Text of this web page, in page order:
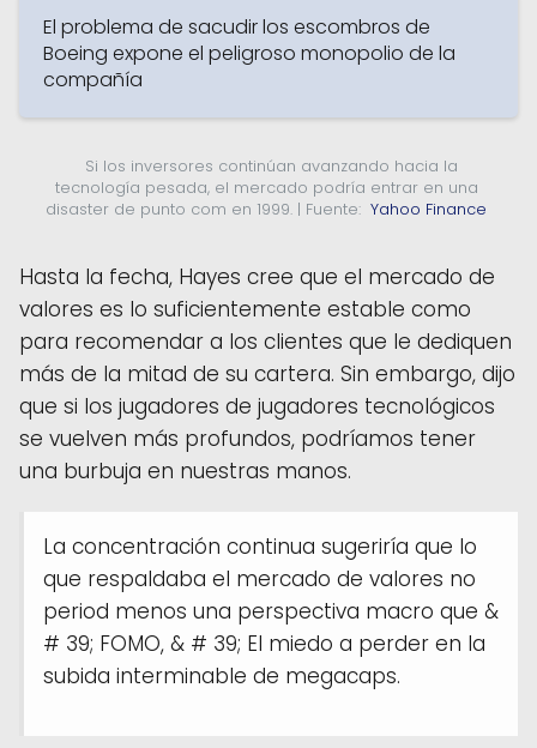
El problema de sacudir los escombros de
Boeing expone el peligroso monopolio de la
compañía
tecnología pesada, el mercado podría entrar en una
disaster de punto com en 1999. | Fuente: Yahoo Finance
Hasta la fecha, Hayes cree que el mercado de
valores es lo suficientemente estable como
para recomendar a los clientes que le dediquen
más de la mitad de su cartera. Sin embargo, dijo
que si los jugadores de jugadores tecnológicos
se vuelven más profundos, podríamos tener
una burbuja en nuestras manos.
La concentración continua sugeriría que lo
que respaldaba el mercado de valores no
period menos una perspectiva macro que &
# 39; FOMO, & # 39; El miedo a perder en la
subida interminable de megacaps.